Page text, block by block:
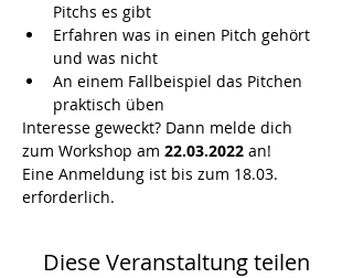
Pitchs es gibt
Erfahren was in einen Pitch gehört
und was nicht
An einem Fallbeispiel das Pitchen
praktisch üben
Interesse geweckt? Dann melde dich
zum Workshop am 22.03.2022 an!
Eine Anmeldung ist bis zum 18.03.
erforderlich.
Diese Veranstaltung teilen